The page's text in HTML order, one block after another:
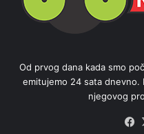
Od prvog dana kada smo
emitujemo 24 sata dnevno.
njegovog